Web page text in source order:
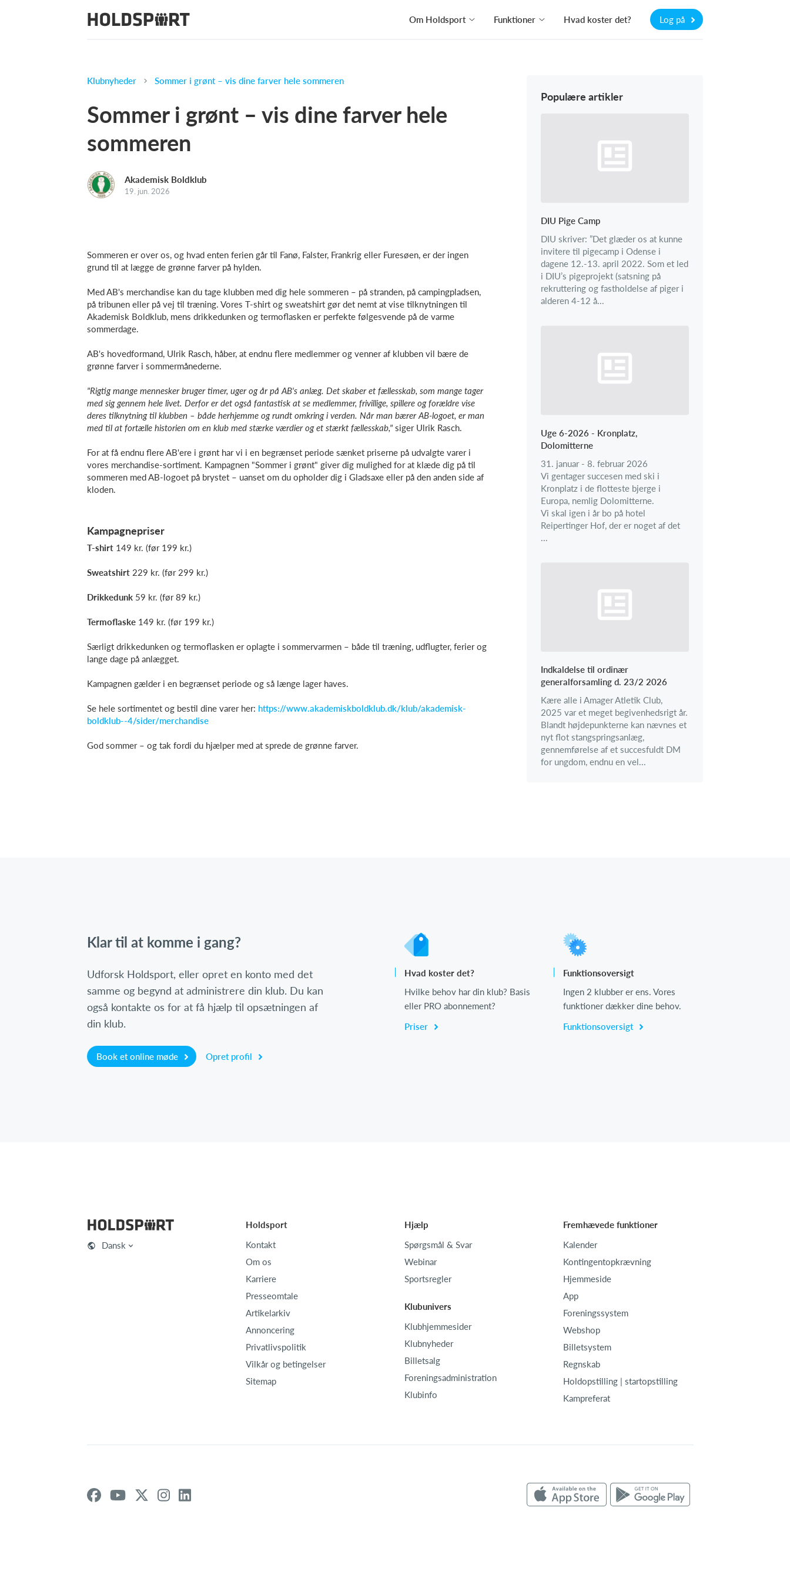
Om Holdsport Funktioner Hvad koster det? Log på
Klubnyheder Sommer i grønt – vis dine farver hele sommeren
Sommer i grønt – vis dine farver hele
sommeren
Akademisk Boldklub
19. jun. 2026
Sommeren er over os, og hvad enten ferien går til Fanø, Falster, Frankrig eller Furesøen, er der ingen
grund til at lægge de grønne farver på hylden.
Med AB's merchandise kan du tage klubben med dig hele sommeren – på stranden, på campingpladsen,
på tribunen eller på vej til træning. Vores T-shirt og sweatshirt gør det nemt at vise tilknytningen til
Akademisk Boldklub, mens drikkedunken og termoflasken er perfekte følgesvende på de varme
sommerdage.
AB's hovedformand, Ulrik Rasch, håber, at endnu flere medlemmer og venner af klubben vil bære de
grønne farver i sommermånederne.
"Rigtig mange mennesker bruger timer, uger og år på AB's anlæg. Det skaber et fællesskab, som mange tager
med sig gennem hele livet. Derfor er det også fantastisk at se medlemmer, frivillige, spillere og forældre vise
deres tilknytning til klubben – både herhjemme og rundt omkring i verden. Når man bærer AB-logoet, er man
med til at fortælle historien om en klub med stærke værdier og et stærkt fællesskab," siger Ulrik Rasch.
For at få endnu flere AB'ere i grønt har vi i en begrænset periode sænket priserne på udvalgte varer i
vores merchandise-sortiment. Kampagnen "Sommer i grønt" giver dig mulighed for at klæde dig på til
sommeren med AB-logoet på brystet – uanset om du opholder dig i Gladsaxe eller på den anden side af
kloden.
Kampagnepriser
T-shirt 149 kr. (før 199 kr.)
Sweatshirt 229 kr. (før 299 kr.)
Drikkedunk 59 kr. (før 89 kr.)
Termoflaske 149 kr. (før 199 kr.)
Særligt drikkedunken og termoflasken er oplagte i sommervarmen – både til træning, udflugter, ferier og
lange dage på anlægget.
Kampagnen gælder i en begrænset periode og så længe lager haves.
Se hele sortimentet og bestil dine varer her: https://www.akademiskboldklub.dk/klub/akademisk-
boldklub--4/sider/merchandise
God sommer – og tak fordi du hjælper med at sprede de grønne farver.
Populære artikler
DIU Pige Camp
DIU skriver: ”Det glæder os at kunne
invitere til pigecamp i Odense i
dagene 12.-13. april 2022. Som et led
i DIU’s pigeprojekt (satsning på
rekruttering og fastholdelse af piger i
alderen 4-12 å...
Uge 6-2026 - Kronplatz,
Dolomitterne
31. januar - 8. februar 2026
Vi gentager succesen med ski i
Kronplatz i de flotteste bjerge i
Europa, nemlig Dolomitterne.
Vi skal igen i år bo på hotel
Reipertinger Hof, der er noget af det
Indkaldelse til ordinær
generalforsamling d. 23/2 2026
Kære alle i Amager Atletik Club,
2025 var et meget begivenhedsrigt år.
Blandt højdepunkterne kan nævnes et
nyt flot stangspringsanlæg,
gennemførelse af et succesfuldt DM
for ungdom, endnu en vel...
Klar til at komme i gang?
Udforsk Holdsport, eller opret en konto med det
samme og begynd at administrere din klub. Du kan
også kontakte os for at få hjælp til opsætningen af
din klub.
Book et online møde Opret profil
Hvad koster det?
Hvilke behov har din klub? Basis
eller PRO abonnement?
Priser
Funktionsoversigt
Ingen 2 klubber er ens. Vores
funktioner dækker dine behov.
Funktionsoversigt
Dansk
Holdsport
Kontakt
Om os
Karriere
Presseomtale
Artikelarkiv
Annoncering
Privatlivspolitik
Vilkår og betingelser
Sitemap
Hjælp
Spørgsmål & Svar
Webinar
Sportsregler
Klubunivers
Klubhjemmesider
Klubnyheder
Billetsalg
Foreningsadministration
Klubinfo
Fremhævede funktioner
Kalender
Kontingentopkrævning
Hjemmeside
App
Foreningssystem
Webshop
Billetsystem
Regnskab
Holdopstilling | startopstilling
Kampreferat